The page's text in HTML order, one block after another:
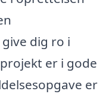
dig ro i
er i gode
er